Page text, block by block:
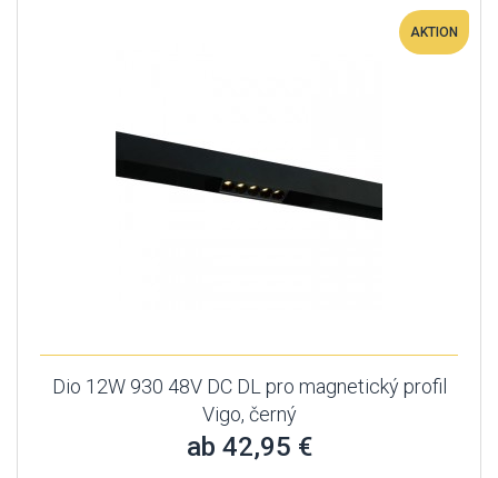
AKTION
Dio 12W 930 48V DC DL pro magnetický profil
Vigo, černý
ab 42,95 €